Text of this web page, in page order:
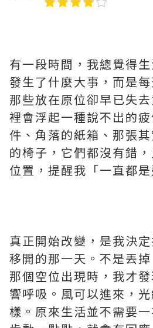
有一段時間，我總覺得
發生了什麼大事，而是
那些放在原位卻早已失
裡會浮起一種說不出的
件、角落的紙箱、那張
的椅子，它們都沒有錯
位置，提醒我「一直都是
真正開始改變，是我決
移開的那一天。不是丟
那個空位出現時，我才
響呼吸。風可以進來，
樣。原來生活並不需要